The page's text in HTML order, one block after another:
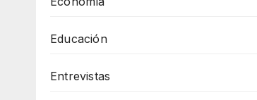
Educación
Entrevistas